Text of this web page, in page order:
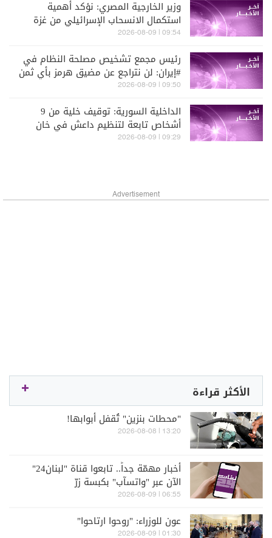
وزير الخارجية المصري: نؤكد أهمية
استكمال الانسحاب الإسرائيلي من غزة
للانتقال إلى المرحلة الثانية من الاتفاق
09:54 | 2026-08-09
رئيس مجمع تشخيص مصلحة النظام في
#إيران: لن نتراجع عن مضيق هرمز بأي ثمن
والمضيق لن يعود إلى الحالة السابقة
09:50 | 2026-08-09
الداخلية السورية: توقيف خلية من 9
أشخاص تابعة لتنظيم داعش في خان
أرنبة في ريف القنيطرة
09:29 | 2026-08-09
Advertisement
الأكثر قراءة
"محطات بنزين" تُقفل أبوابها!
13:20 | 2026-08-08
أخبار مهمّة جداً.. تابعوا قناة "لبنان24"
الآن عبر "واتسآب" بكبسة زرّ
06:55 | 2026-08-09
عون للوزراء: "روحوا ارتاحوا"
01:30 | 2026-08-09